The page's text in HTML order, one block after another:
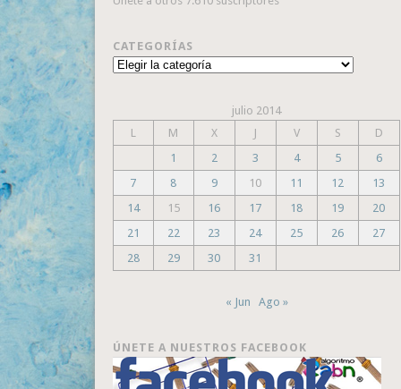
CATEGORÍAS
Categorías
julio 2014
L
M X J V S
D
1
2 3 4 5
6
7
8 9 10 11 12
13
14
15 16 17 18 19
20
21
22 23 24 25 26
27
28
29 30 31
« Jun Ago »
ÚNETE A NUESTROS FACEBOOK